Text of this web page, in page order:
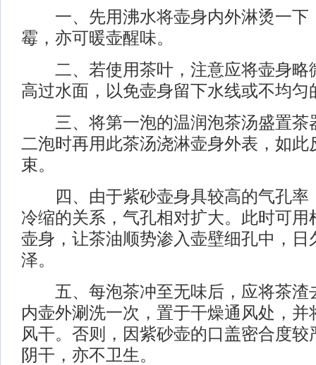
一、先用沸水将壶身内外淋烫一下
霉，亦可暖壶醒味。
二、若使用茶叶，注意应将壶身略
高过水面，以免壶身留下水线或不均匀
三、将第一泡的温润泡茶汤盛置茶
二泡时再用此茶汤浇淋壶身外表，如此
束。
四、由于紫砂壶身具较高的气孔率
冷缩的关系，气孔相对扩大。此时可用
壶身，让茶油顺势渗入壶壁细孔中，日
泽。
五、每泡茶冲至无味后，应将茶渣
内壶外涮洗一次，置于干燥通风处，并
风干。否则，因紫砂壶的口盖密合度
阴干，亦不卫生。